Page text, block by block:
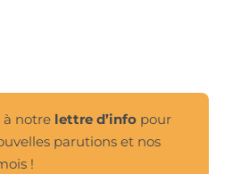
à notre lettre d’infopour
parutions et nos
!